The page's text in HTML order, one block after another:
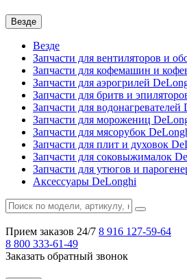
Везде
Везде
Запчасти для вентиляторов и
Запчасти для кофемашин и
Запчасти для аэрогрилей
Запчасти для бритв и
Запчасти для водонагревателей
Запчасти для морожениц
Запчасти для мясорубок
Запчасти для плит и духовок
Запчасти для соковыжималок
Запчасти для утюгов и
Аксессуары DeLonghi
Прием заказов 24/7 8 916 127-59-64
8 800 333-61-49
Заказать обратный звонок